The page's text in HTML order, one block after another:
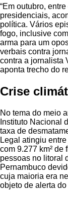
“Em outubro,
presidenciais,
política. Vários
fogo, inclusive
arma para um
verbais contra
contra a jornalista
aponta trecho do
Crise
No tema do meio
Instituto Nacional
taxa de
Legal atingiu
com 9.277 km² de
pessoas no litoral
Pernambuco
cuja maioria era
objeto de alerta do